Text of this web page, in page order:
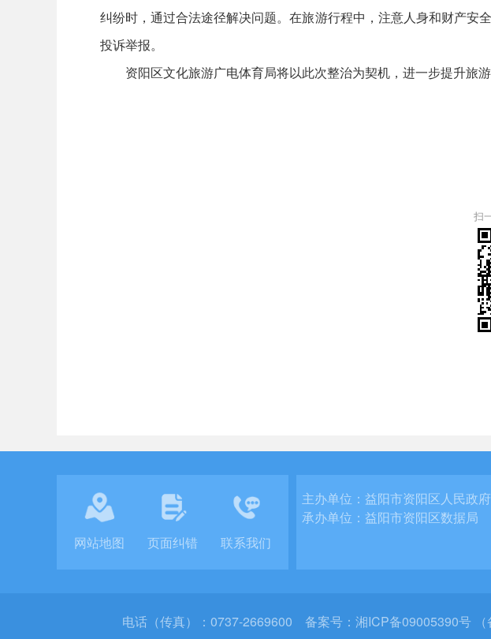
纠纷时，通过合法途径解决问题。在旅游行程中，注意人身和财产
投诉举报。
资阳区文化旅游广电体育局将以此次整治为契机，进一步提升旅游
扫
网站地图 页面纠错 联系我们
主办单位：益阳市资阳区人民政
承办单位：益阳市资阳区数据局
电话（传真）：0737-2669600 备案号： 湘ICP备09005390号 （